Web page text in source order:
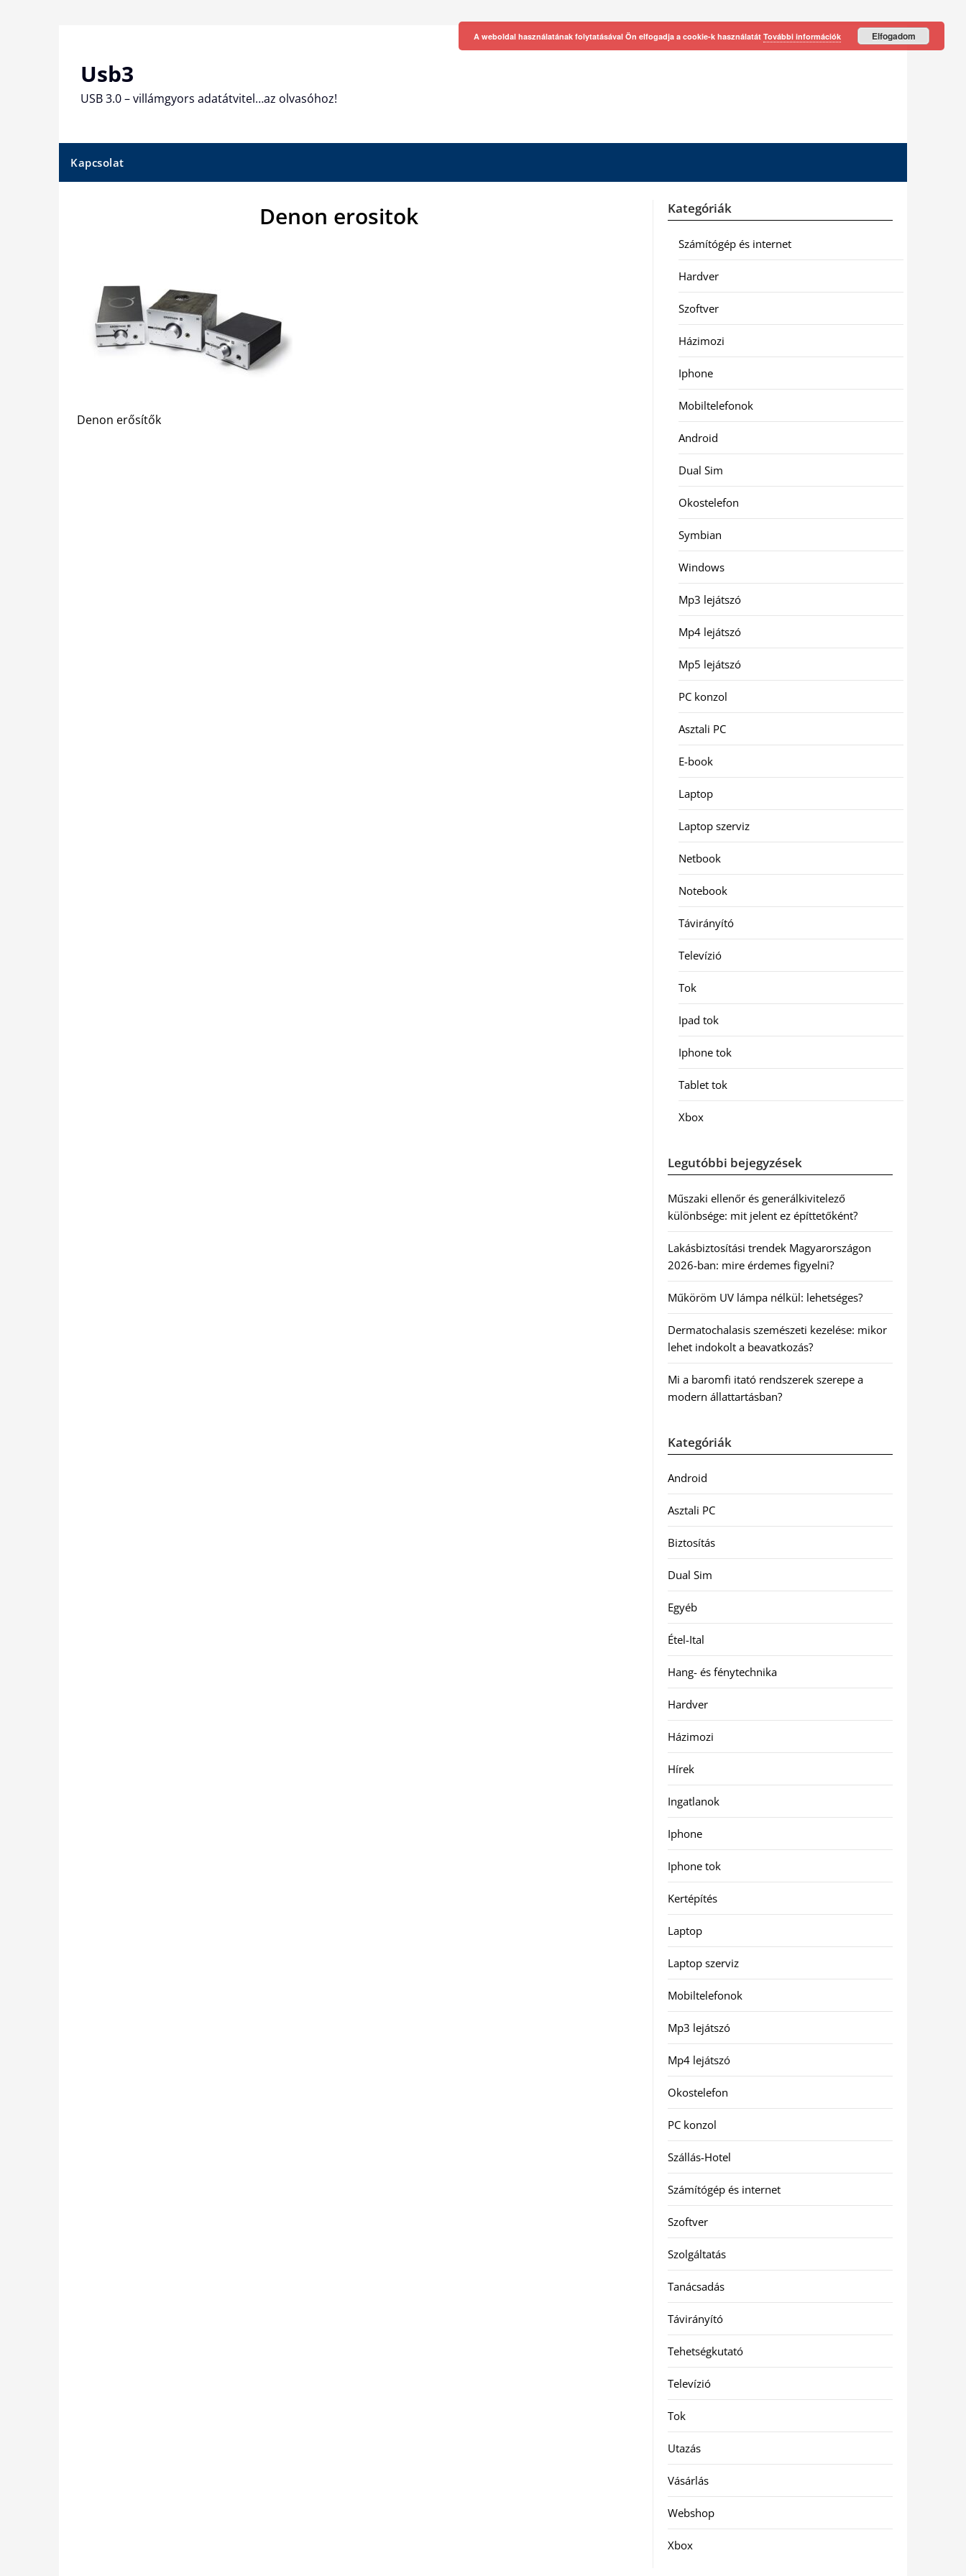
Usb3
USB 3.0 – villámgyors adatátvitel…az olvasóhoz!
Kapcsolat
Denon erositok
Denon erősítők
Kategóriák
Számítógép és internet
Hardver
Szoftver
Házimozi
Iphone
Mobiltelefonok
Android
Dual Sim
Okostelefon
Symbian
Windows
Mp3 lejátszó
Mp4 lejátszó
Mp5 lejátszó
PC konzol
Asztali PC
E-book
Laptop
Laptop szerviz
Netbook
Notebook
Távirányító
Televízió
Tok
Ipad tok
Iphone tok
Tablet tok
Xbox
Legutóbbi bejegyzések
Műszaki ellenőr és generálkivitelező
különbsége: mit jelent ez építtetőként?
Lakásbiztosítási trendek Magyarországon
2026-ban: mire érdemes figyelni?
Műköröm UV lámpa nélkül: lehetséges?
Dermatochalasis szemészeti kezelése: mikor
lehet indokolt a beavatkozás?
Mi a baromfi itató rendszerek szerepe a
modern állattartásban?
Kategóriák
Android
Asztali PC
Biztosítás
Dual Sim
Egyéb
Étel-Ital
Hang- és fénytechnika
Hardver
Házimozi
Hírek
Ingatlanok
Iphone
Iphone tok
Kertépítés
Laptop
Laptop szerviz
Mobiltelefonok
Mp3 lejátszó
Mp4 lejátszó
Okostelefon
PC konzol
Szállás-Hotel
Számítógép és internet
Szoftver
Szolgáltatás
Tanácsadás
Távirányító
Tehetségkutató
Televízió
Tok
Utazás
Vásárlás
Webshop
Xbox
A weboldal használatának folytatásával Ön elfogadja a cookie-k használatát További információk Elfogadom